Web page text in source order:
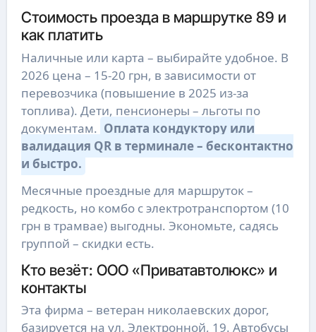
Стоимость проезда в маршрутке 89 и
как платить
Наличные или карта – выбирайте удобное. В
2026 цена – 15-20 грн, в зависимости от
перевозчика (повышение в 2025 из-за
топлива). Дети, пенсионеры – льготы по
документам. Оплата кондуктору или
валидация QR в терминале – бесконтактно
и быстро.
Месячные проездные для маршруток –
редкость, но комбо с электротранспортом (10
грн в трамвае) выгодны. Экономьте, садясь
группой – скидки есть.
Кто везёт: ООО «Приватавтолюкс» и
контакты
Эта фирма – ветеран николаевских дорог,
базируется на ул. Электронной, 19. Автобусы